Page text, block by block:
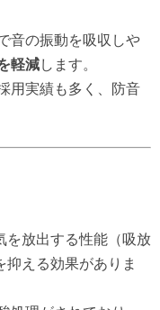
音の振動を吸収しや
軽減します。
用実績も多く、防音
を放出する性能（吸放
える効果がありま